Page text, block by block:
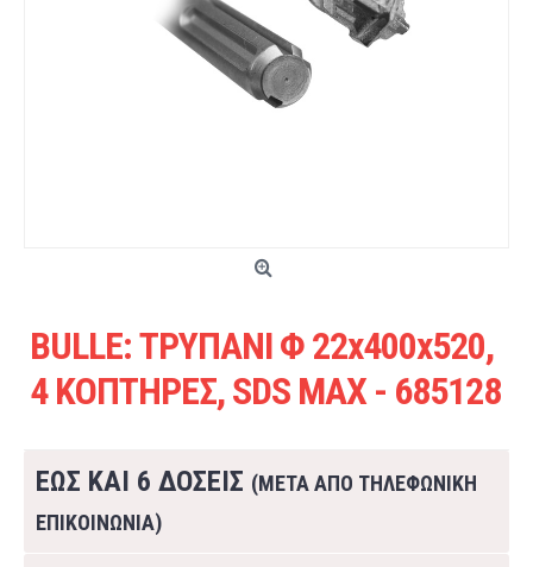
BULLE: ΤΡΥΠΑΝΙ Φ 22x400x520,
4 ΚΟΠΤΗΡΕΣ, SDS MAX - 685128
ΕΩΣ ΚΑΙ 6 ΔΟΣΕΙΣ (ΜΕΤΑ ΑΠΟ ΤΗΛΕΦΩΝΙΚΗ
ΕΠΙΚΟΙΝΩΝΙΑ)